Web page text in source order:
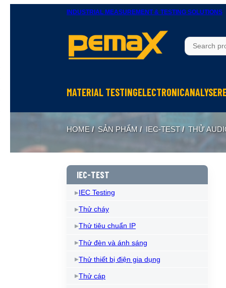
INDUSTRIAL MEASUREMENT & TESTING SOLUTIONS
MATERIAL TESTING
Thử độ bền vật liệu
Thử nghiệm rung
Máy đo độ cứng
Thiết bị chuẩn bị mẫu
ELECTRONIC
Meters, Anlyser
Test sản phẩm điện tử
ANALYSER
Thermal
HOME / SẢN PHẨM / IEC-TEST / THỬ
IEC-TEST
IEC Testing
Thử cháy
Thử tiêu chuẩn IP
Thử đèn và ánh sáng
Thử thiết bị điện gia dụng
Thử cáp